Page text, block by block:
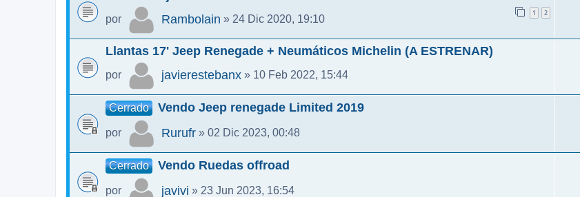
por Rambolain » 24 Dic 2020, 19:10
1 2
Llantas 17' Jeep Renegade + Neumáticos Michelin (A ESTRENAR)
por javierestebanx » 10 Feb 2022, 15:44
Cerrado Vendo Jeep renegade Limited 2019
por Rurufr » 02 Dic 2023, 00:48
Cerrado Vendo Ruedas offroad
por javivi » 23 Jun 2023, 16:54